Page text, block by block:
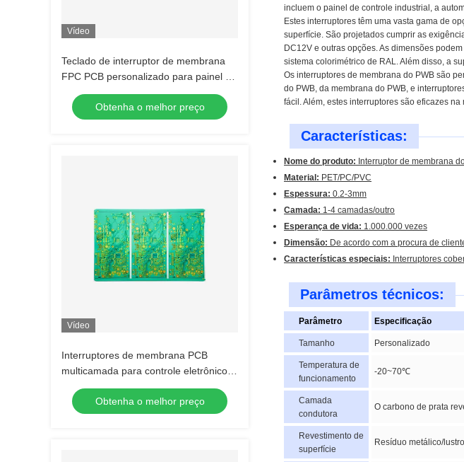
Vídeo
Teclado de interruptor de membrana
FPC PCB personalizado para painel de
controle automático
Obtenha o melhor preço
Vídeo
Interruptores de membrana PCB
multicamada para controle eletrônico
de inibição
Obtenha o melhor preço
incluem o painel de controle industrial, a
Estes interruptores têm uma vasta gama de
superfície. São projetados cumprir as
DC12V e outras opções. As dimensões
sistema colorimétrico de RAL. Além disso, a
Os interruptores de membrana do PWB são
do PWB, da membrana do PWB, e
fácil. Além, estes interruptores são eficazes
Características:
Nome do produto: Interruptor de membrana
Material: PET/PC/PVC
Espessura: 0.2-3mm
Camada: 1-4 camadas/outro
Esperança de vida: 1.000.000 vezes
Dimensão: De acordo com a procura de
Características especiais: Interruptores
Parâmetros técnicos:
Parâmetro Especificação
Tamanho Personalizado
Temperatura de
funcionamento
-20~70℃
Camada
condutora
O carbono de prata
Revestimento de
superfície
Resíduo metálico/